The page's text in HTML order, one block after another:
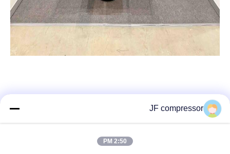
JF compressor
2:50 PM